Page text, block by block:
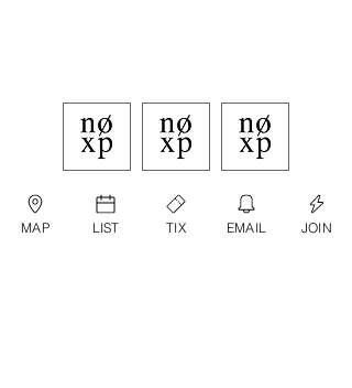
MAP LIST TIX EMAIL JOIN